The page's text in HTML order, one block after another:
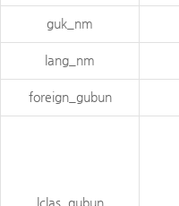
guk_nm
lang_nm
foreign_gubun
lclas_gubun